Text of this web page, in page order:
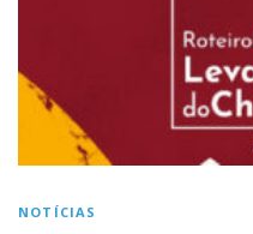
NOTÍCIAS